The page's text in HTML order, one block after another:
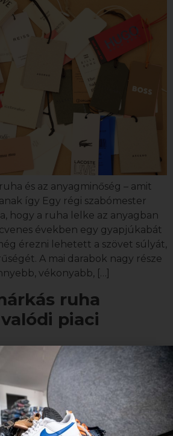
és az anyagminőség – amit
így Egy régi szabómester
hogy a ruha lelke az anyagban
években egy gyapjúkabát
érezni lehetett a szövet súlyát,
A mai darabok nagy része
vékonyabb, […]
ruha
piaci